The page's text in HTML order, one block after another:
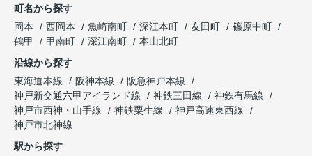
町名から探す
岡本
西岡本 魚崎南町 深江本町 友田町
篠原中町
鶴甲
甲南町 深江南町
本山北町
沿線から探す
東海道本線
阪神本線
阪急神戸本線
神戸新交通六甲アイランド線
神鉄三田線
神鉄有馬線
神戸市西神・山手線
神鉄粟生線
神戸高速東西線
神戸市北神線
駅から探す